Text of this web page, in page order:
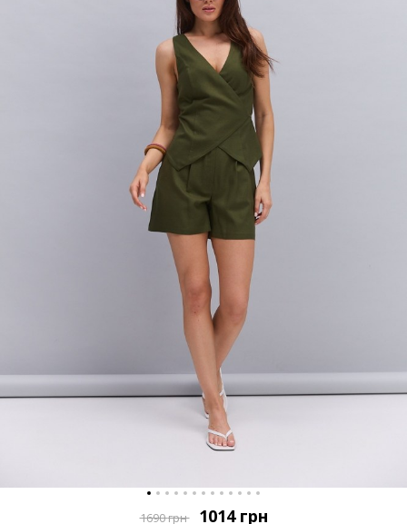
1690грн 1014 грн